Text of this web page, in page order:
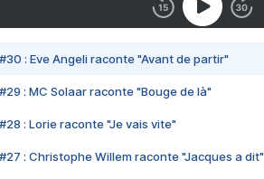
#30 : Eve Angeli raconte "Avant de partir"
#29 : MC Solaar raconte "Bouge de là"
#28 : Lorie raconte "Je vais vite"
#27 : Christophe Willem raconte "Jacques a dit"